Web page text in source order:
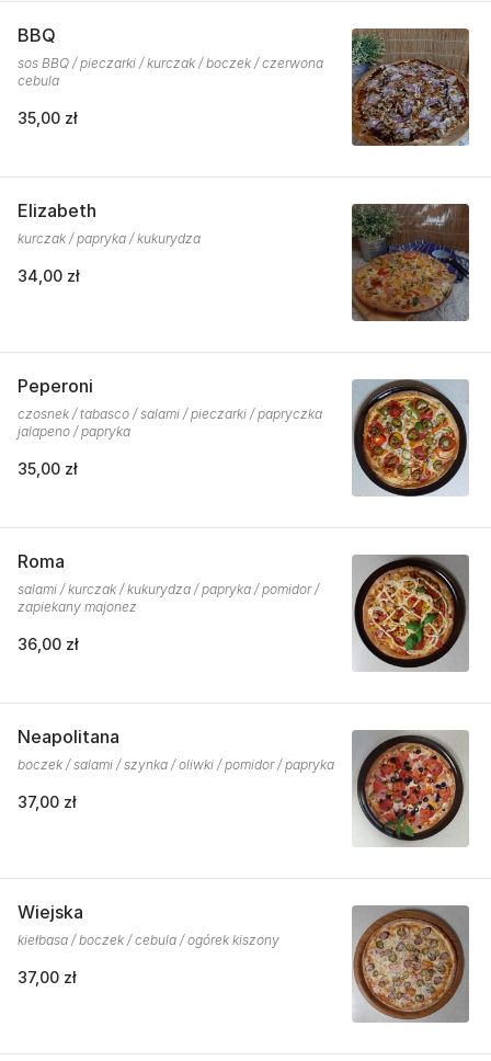
BBQ
sos BBQ / pieczarki / kurczak / boczek / czerwona
cebula
35,00 zł
Elizabeth
kurczak / papryka / kukurydza
34,00 zł
Peperoni
czosnek / tabasco / salami / pieczarki / papryczka
jalapeno / papryka
35,00 zł
Roma
salami / kurczak / kukurydza / papryka / pomidor /
zapiekany majonez
36,00 zł
Neapolitana
boczek / salami / szynka / oliwki / pomidor / papryka
37,00 zł
Wiejska
kiełbasa / boczek / cebula / ogórek kiszony
37,00 zł